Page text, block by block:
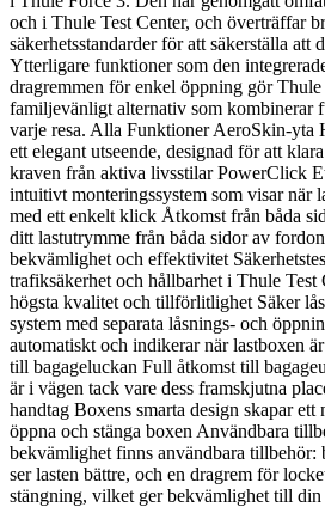
och i Thule Test Center, och överträffar
säkerhetsstandarder för att säkerställa att
Ytterligare funktioner som den
dragremmen för enkel öppning gör
familjevänligt alternativ som kombinerar
varje resa. Alla Funktioner AeroSkin-yta
ett elegant utseende, designad för att
kraven från aktiva livsstilar PowerClick
intuitivt monteringssystem som visar när
med ett enkelt klick Åtkomst från båda
ditt lastutrymme från båda sidor av
bekvämlighet och effektivitet
trafiksäkerhet och hållbarhet i Thule Test
högsta kvalitet och tillförlitlighet Säker
system med separata låsnings- och
automatiskt och indikerar när lastboxen
till bagageluckan Full åtkomst till
är i vägen tack vare dess framskjutna
handtag Boxens smarta design skapar
öppna och stänga boxen Användbara
bekvämlighet finns användbara tillbehör:
ser lasten bättre, och en dragrem för
stängning, vilket ger bekvämlighet till din